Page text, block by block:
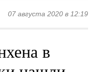
07 августа 2020 в 12:19
в